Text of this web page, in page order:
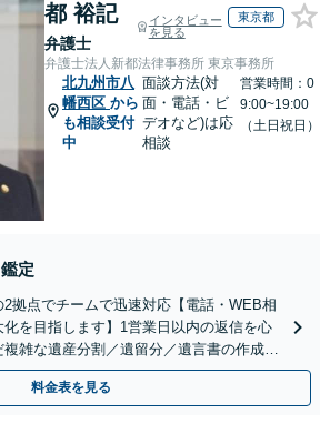
都 裕記
弁護士
インタビュー
を見る
東京都
弁護士法人新都法律事務所 東京事務所
北九州市八
幡西区 から
も相談受付
中
面談方法(対
面・電話・ビ
デオなど)は応
相談
営業時間：0
9:00~19:00
（土日祝日）
定
2拠点でチームで迅速対応【電話・WEB相
を目指します】1営業日以内の返信を心
雑な遺産分割／遺留分／遺言書の作成・
ください」【休日相談あり】
料金表を見る